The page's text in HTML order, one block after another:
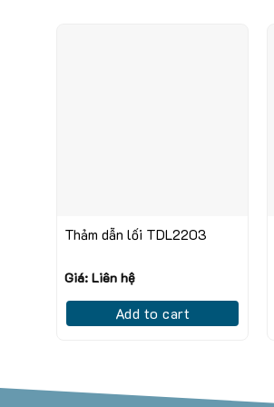
Thảm dẫn lối TDL2203
Giá: Liên hệ
Add to cart